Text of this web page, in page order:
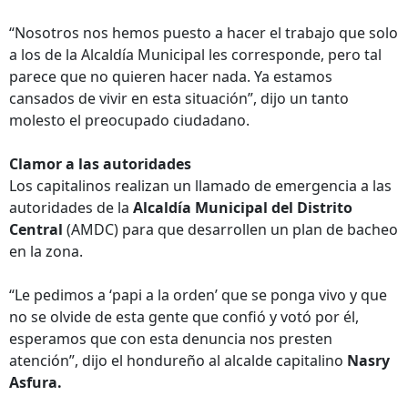
“Nosotros nos hemos puesto a hacer el trabajo que solo
a los de la Alcaldía Municipal les corresponde, pero tal
parece que no quieren hacer nada. Ya estamos
cansados de vivir en esta situación”, dijo un tanto
molesto el preocupado ciudadano.
Clamor a las autoridades
Los capitalinos realizan un llamado de emergencia a las
autoridades de la Alcaldía Municipal del Distrito
Central (AMDC) para que desarrollen un plan de bacheo
en la zona.
“Le pedimos a ‘papi a la orden’ que se ponga vivo y que
no se olvide de esta gente que confió y votó por él,
esperamos que con esta denuncia nos presten
atención”, dijo el hondureño al alcalde capitalino Nasry
Asfura.